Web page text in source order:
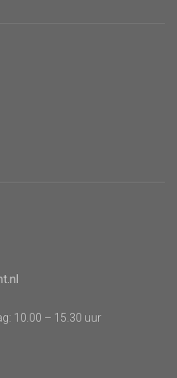
10.00 – 15.30 uur